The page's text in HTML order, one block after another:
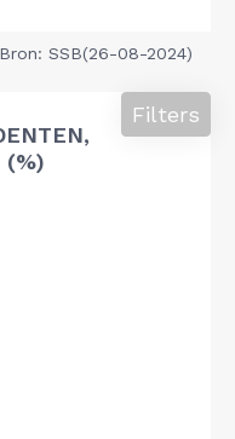
Bron: SSB(26-08-2024)
(%)
Filters